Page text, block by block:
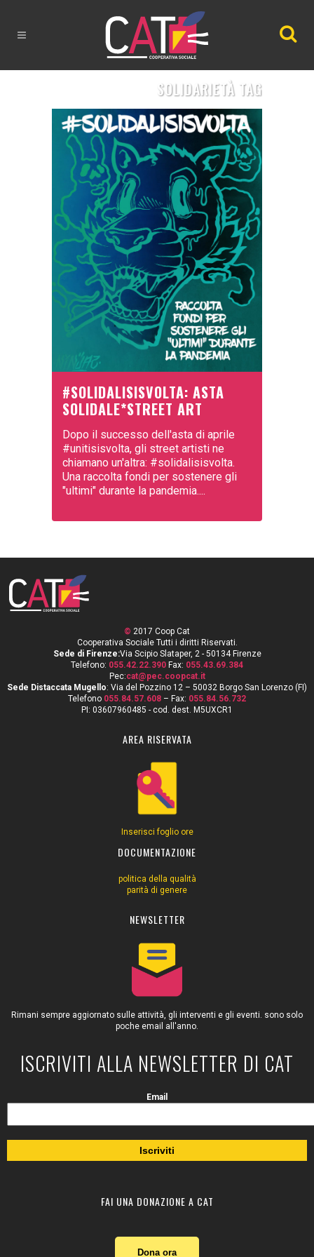
SOLIDARIETÀ TAG
#SOLIDALISISVOLTA: ASTA
SOLIDALE*STREET ART
Dopo il successo dell'asta di aprile
#unitisisvolta, gli street artisti ne
chiamano un'altra: #solidalisisvolta.
Una raccolta fondi per sostenere gli
"ultimi" durante la pandemia....
© 2017 Coop Cat
Cooperativa Sociale Tutti i diritti Riservati.
Sede di Firenze:Via Scipio Slataper, 2 - 50134 Firenze
Telefono: 055.42.22.390 Fax: 055.43.69.384
Pec:cat@pec.coopcat.it
Sede Distaccata Mugello: Via del Pozzino 12 – 50032 Borgo San Lorenzo (FI)
Telefono 055.84.57.608 – Fax: 055.84.56.732
PI: 03607960485 - cod. dest. M5UXCR1
AREA RISERVATA
Inserisci foglio ore
DOCUMENTAZIONE
politica della qualità
parità di genere
NEWSLETTER
Rimani sempre aggiornato sulle attività, gli interventi e gli eventi. sono solo
poche email all'anno.
ISCRIVITI ALLA NEWSLETTER DI CAT
Email
FAI UNA DONAZIONE A CAT
Dona ora